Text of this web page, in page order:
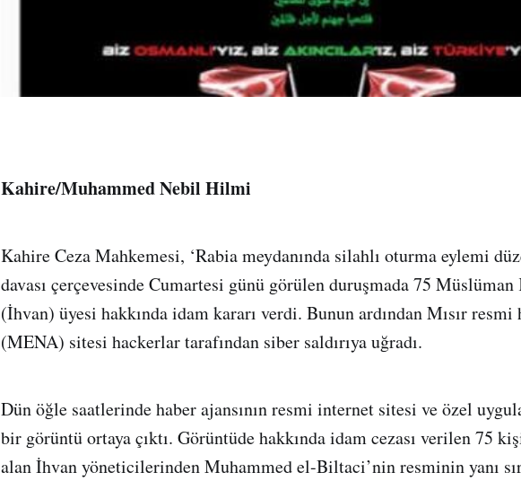
Kahire/Muhammed Nebil Hilmi
Kahire Ceza Mahkemesi, ‘Rabia meydanında silahlı oturma eylemi
davası çerçevesinde Cumartesi günü görülen duruşmada 75
(İhvan) üyesi hakkında idam kararı verdi. Bunun ardından Mısır resmi
(MENA) sitesi hackerlar tarafından siber saldırıya uğradı.
Dün öğle saatlerinde haber ajansının resmi internet sitesi ve özel
bir görüntü ortaya çıktı. Görüntüde hakkında idam cezası verilen 75
alan İhvan yöneticilerinden Muhammed el-Biltaci’nin resminin yanı